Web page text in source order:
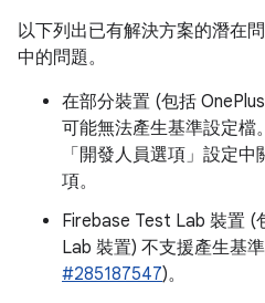
以下列出已有解決方案的潛在
中的問題。
在部分裝置 (包括
可能無法產生基準設定檔
「開發人員選項」 設定中
項。
Firebase Test Lab 裝置 (
Lab 裝置) 不支援產生基
#285187547)。